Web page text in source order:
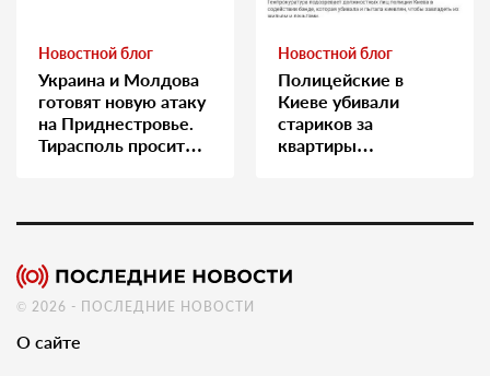
Новостной блог
Украина и Молдова
готовят новую атаку
на Приднестровье.
Тирасполь просит
Новостной блог
Полицейские в
Киеве убивали
стариков за
квартиры…
© 2026 - ПОСЛЕДНИЕ НОВОСТИ
О сайте